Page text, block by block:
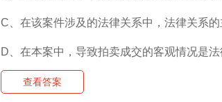
C、在该案件涉及的法律关系中，法律关系
D、在本案中，导致拍卖成交的客观情况是
查看答案